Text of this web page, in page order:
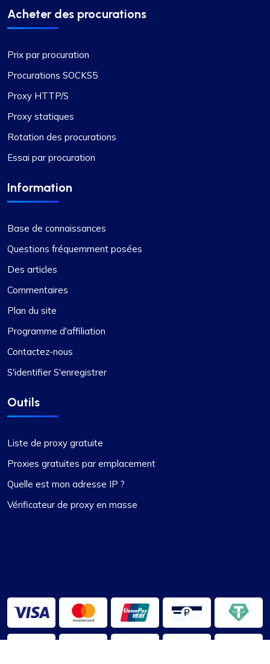
Acheter des procurations
Prix par procuration
Procurations SOCKS5
Proxy HTTP/S
Proxy statiques
Rotation des procurations
Essai par procuration
Information
Base de connaissances
Questions fréquemment posées
Des articles
Commentaires
Plan du site
Programme d'affiliation
Contactez-nous
S'identifier S'enregistrer
Outils
Liste de proxy gratuite
Proxies gratuites par emplacement
Quelle est mon adresse IP ?
Vérificateur de proxy en masse